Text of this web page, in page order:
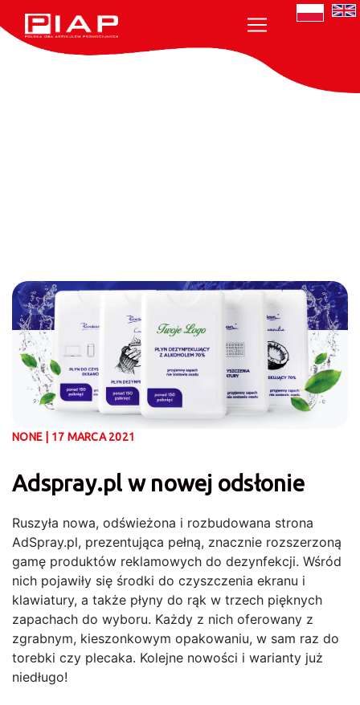
NONE | 17 MARCA 2021
Adspray.pl w nowej odsłonie
Ruszyła nowa, odświeżona i rozbudowana strona
AdSpray.pl, prezentująca pełną, znacznie rozszerzoną
gamę produktów reklamowych do dezynfekcji. Wśród
nich pojawiły się środki do czyszczenia ekranu i
klawiatury, a także płyny do rąk w trzech pięknych
zapachach do wyboru. Każdy z nich oferowany z
zgrabnym, kieszonkowym opakowaniu, w sam raz do
torebki czy plecaka. Kolejne nowości i warianty już
niedługo!